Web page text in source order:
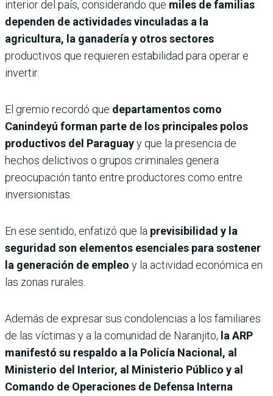
interior del país, considerando que miles de familias
dependen de actividades vinculadas a la
agricultura, la ganadería y otros sectores
productivos que requieren estabilidad para operar e
invertir.
El gremio recordó que departamentos como
Canindeyú forman parte de los principales polos
productivos del Paraguayy que la presencia de
hechos delictivos o grupos criminales genera
preocupación tanto entre productores como entre
inversionistas.
En ese sentido, enfatizó que la previsibilidad y la
seguridad son elementos esenciales para sostener
la generación de empleo y la actividad económica en
las zonas rurales.
Además de expresar sus condolencias a los familiares
de las víctimas y a la comunidad de Naranjito, la ARP
manifestó su respaldo a la Policía Nacional, al
Ministerio del Interior, al Ministerio Público y al
Comando de Operaciones de Defensa Interna